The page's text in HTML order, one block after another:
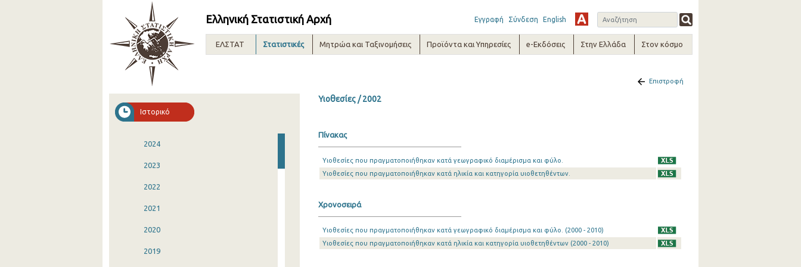
Ελληνική Στατιστική Αρχή Εγγραφή Σύνδεση English
ΕΛΣΤΑΤ Στατιστικές Μητρώα και Ταξινομήσεις Προϊόντα και Υπηρεσίες e-Εκδόσεις Στην Ελλάδα Στον κόσμο
Ιστορικό
2024
2023
2022
2021
2020
2019
Επιστροφή
Υιοθεσίες / 2002
Πίνακας
Υιοθεσίες που πραγματοποιήθηκαν κατά γεωγραφικό διαμέρισμα και φύλο.
Υιοθεσίες που πραγματοποιήθηκαν κατά ηλικία και κατηγορία υιοθετηθέντων.
Χρονοσειρά
Υιοθεσίες που πραγματοποιήθηκαν κατά γεωγραφικό διαμέρισμα και φύλο. (2000 - 2010)
Υιοθεσίες που πραγματοποιήθηκαν κατά ηλικία και κατηγορία υιοθετηθέντων (2000 - 2010)